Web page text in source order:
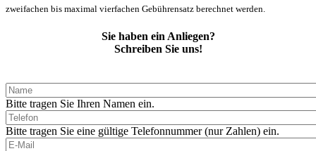
zweifachen bis maximal vierfachen Gebührensatz berechnet werden.
Sie haben ein Anliegen?
Schreiben Sie uns!
Bitte tragen Sie Ihren Namen ein.
Bitte tragen Sie eine gültige Telefonnummer (nur Zahlen) ein.